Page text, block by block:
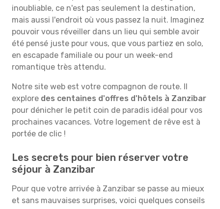
inoubliable, ce n'est pas seulement la destination,
mais aussi l'endroit où vous passez la nuit. Imaginez
pouvoir vous réveiller dans un lieu qui semble avoir
été pensé juste pour vous, que vous partiez en solo,
en escapade familiale ou pour un week-end
romantique très attendu.
Notre site web est votre compagnon de route. Il
explore des centaines d'offres d'hôtels à Zanzibar
pour dénicher le petit coin de paradis idéal pour vos
prochaines vacances. Votre logement de rêve est à
portée de clic !
Les secrets pour bien réserver votre
séjour à Zanzibar
Pour que votre arrivée à Zanzibar se passe au mieux
et sans mauvaises surprises, voici quelques conseils